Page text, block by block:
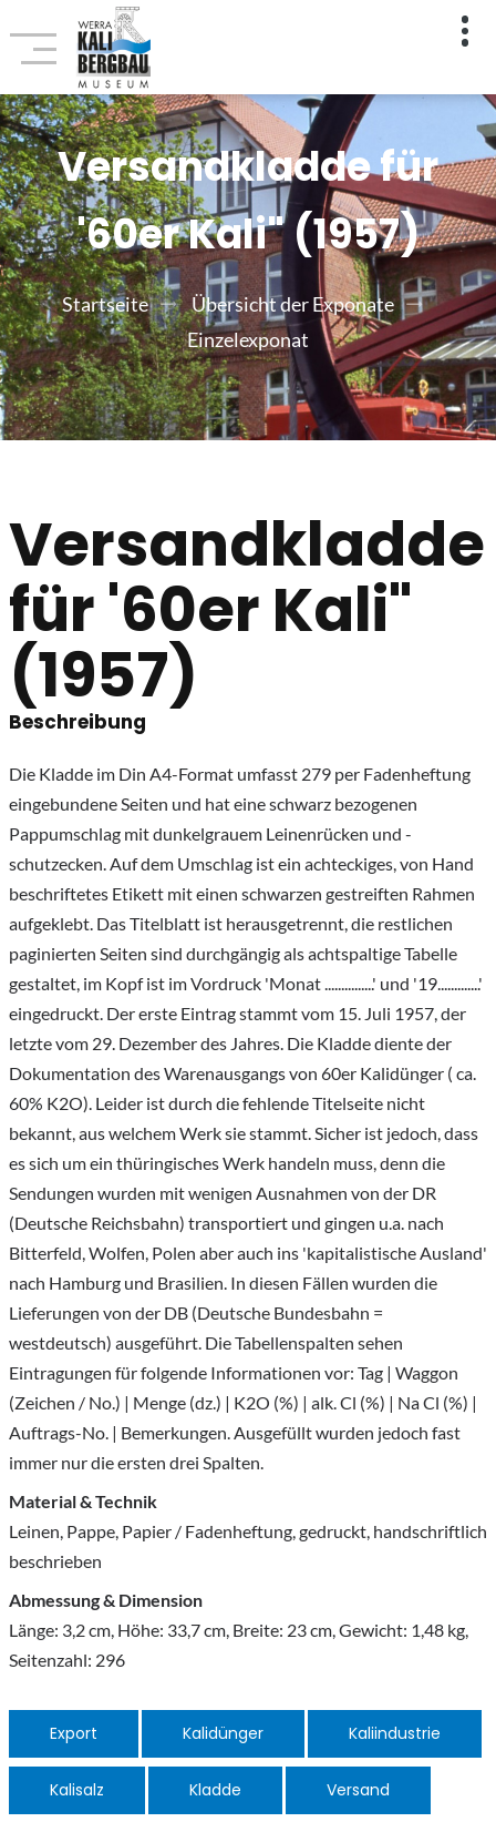
Versandkladde für
'60er Kali" (1957)
Startseite
Übersicht der Exponate
Einzelexponat
Versandkladde
für '60er Kali"
(1957)
Beschreibung
Die Kladde im Din A4-Format umfasst 279 per Fadenheftung
eingebundene Seiten und hat eine schwarz bezogenen
Pappumschlag mit dunkelgrauem Leinenrücken und -
schutzecken. Auf dem Umschlag ist ein achteckiges, von Hand
beschriftetes Etikett mit einen schwarzen gestreiften Rahmen
aufgeklebt. Das Titelblatt ist herausgetrennt, die restlichen
paginierten Seiten sind durchgängig als achtspaltige Tabelle
gestaltet, im Kopf ist im Vordruck 'Monat ...............' und '19.............'
eingedruckt. Der erste Eintrag stammt vom 15. Juli 1957, der
letzte vom 29. Dezember des Jahres. Die Kladde diente der
Dokumentation des Warenausgangs von 60er Kalidünger ( ca.
60% K2O). Leider ist durch die fehlende Titelseite nicht
bekannt, aus welchem Werk sie stammt. Sicher ist jedoch, dass
es sich um ein thüringisches Werk handeln muss, denn die
Sendungen wurden mit wenigen Ausnahmen von der DR
(Deutsche Reichsbahn) transportiert und gingen u.a. nach
Bitterfeld, Wolfen, Polen aber auch ins 'kapitalistische Ausland'
nach Hamburg und Brasilien. In diesen Fällen wurden die
Lieferungen von der DB (Deutsche Bundesbahn =
westdeutsch) ausgeführt. Die Tabellenspalten sehen
Eintragungen für folgende Informationen vor: Tag | Waggon
(Zeichen / No.) | Menge (dz.) | K2O (%) | alk. Cl (%) | Na Cl (%) |
Auftrags-No. | Bemerkungen. Ausgefüllt wurden jedoch fast
immer nur die ersten drei Spalten.
Material & Technik
Leinen, Pappe, Papier / Fadenheftung, gedruckt, handschriftlich
beschrieben
Abmessung & Dimension
Länge: 3,2 cm, Höhe: 33,7 cm, Breite: 23 cm, Gewicht: 1,48 kg,
Seitenzahl: 296
Export Kalidünger Kaliindustrie
Kalisalz Kladde Versand